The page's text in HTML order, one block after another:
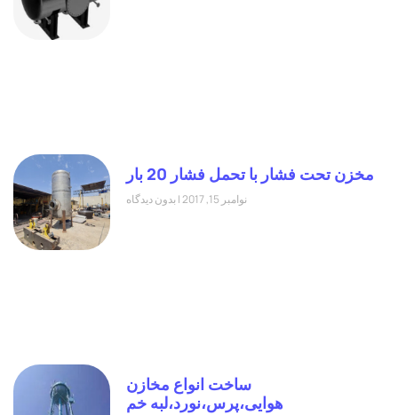
مخزن تحت فشار با تحمل فشار 20 بار
نوامبر 15, 2017 بدون دیدگاه
ساخت انواع مخازن
هوایی،پرس،نورد،لبه خم